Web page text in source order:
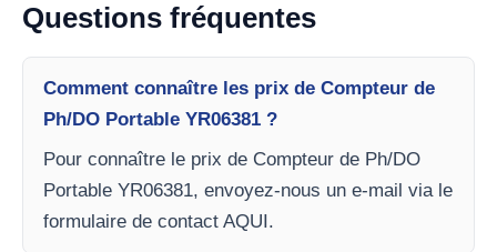
Questions fréquentes
Comment connaître les prix de Compteur de
Ph/DO Portable YR06381 ?
Pour connaître le prix de Compteur de Ph/DO
Portable YR06381, envoyez-nous un e-mail via le
formulaire de contact AQUI.